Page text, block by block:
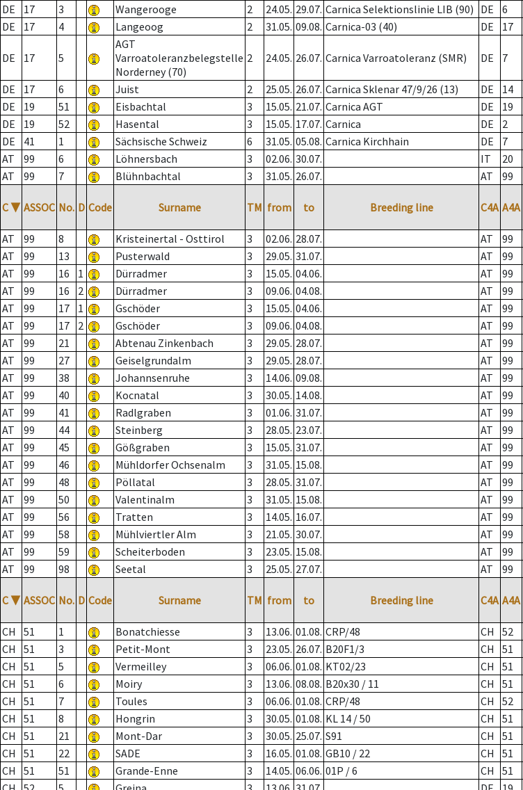
DE
17 3 Wangerooge 2 24.05. 29.07. Carnica Selektionslinie LIB (90) DE 6
DE
17 4 Langeoog 2 31.05. 09.08. Carnica-03 (40) DE 17
DE 17 5
AGT
Varroatoleranzbelegstelle
Norderney (70)
2 24.05. 26.07. Carnica Varroatoleranz (SMR) DE 7
DE 17 6 Juist 2 25.05. 26.07. Carnica Sklenar 47/9/26 (13) DE 14
DE
19 51 Eisbachtal 3 15.05. 21.07. Carnica AGT DE 19
DE
19 52 Hasental 3 15.05. 17.07. Carnica DE 2
DE
41 1 Sächsische Schweiz 6 31.05. 05.08. Carnica Kirchhain DE 7
AT
99 6 Löhnersbach 3 02.06. 30.07. IT 20
AT
99 7 Blühnbachtal 3 31.05. 26.07. AT 99
C ▼ ASSOC No. D Code Surname TM from to Breeding line C4A A4A
AT
99 8 Kristeinertal - Osttirol 3 02.06. 28.07. AT 99
AT
99 13 Pusterwald 3 29.05. 31.07. AT 99
AT
99 16 1 Dürradmer 3 15.05. 04.06. AT 99
AT
99 16 2 Dürradmer 3 09.06. 04.08. AT 99
AT
99 17 1 Gschöder 3 15.05. 04.06. AT 99
AT
99 17 2 Gschöder 3 09.06. 04.08. AT 99
AT
99 21 Abtenau Zinkenbach 3 29.05. 28.07. AT 99
AT
99 27 Geiselgrundalm 3 29.05. 28.07. AT 99
AT
99 38 Johannsenruhe 3 14.06. 09.08. AT 99
AT
99 40 Kocnatal 3 30.05. 14.08. AT 99
AT
99 41 Radlgraben 3 01.06. 31.07. AT 99
AT
99 44 Steinberg 3 28.05. 23.07. AT 99
AT
99 45 Gößgraben 3 15.05. 31.07. AT 99
AT
99 46 Mühldorfer Ochsenalm 3 31.05. 15.08. AT 99
AT
99 48 Pöllatal 3 28.05. 31.07. AT 99
AT
99 50 Valentinalm 3 31.05. 15.08. AT 99
AT
99 56 Tratten 3 14.05. 16.07. AT 99
AT
99 58 Mühlviertler Alm 3 21.05. 30.07. AT 99
AT
99 59 Scheiterboden 3 23.05. 15.08. AT 99
AT
99 98 Seetal 3 25.05. 27.07. AT 99
C ▼ ASSOC No. D Code Surname TM from to Breeding line C4A A4A
CH
51 1 Bonatchiesse 3 13.06. 01.08. CRP/48 CH 52
CH
51 3 Petit-Mont 3 23.05. 26.07. B20F1/3 CH 51
CH
51 5 Vermeilley 3 06.06. 01.08. KT02/23 CH 51
CH
51 6 Moiry 3 13.06. 08.08. B20x30 / 11 CH 51
CH
51 7 Toules 3 06.06. 01.08. CRP/48 CH 52
CH
51 8 Hongrin 3 30.05. 01.08. KL 14 / 50 CH 51
CH
51 21 Mont-Dar 3 30.05. 25.07. S91 CH 51
CH
51 22 SADE 3 16.05. 01.08. GB10 / 22 CH 51
CH
51 51 Grande-Enne 3 14.05. 06.06. 01P / 6 CH 51